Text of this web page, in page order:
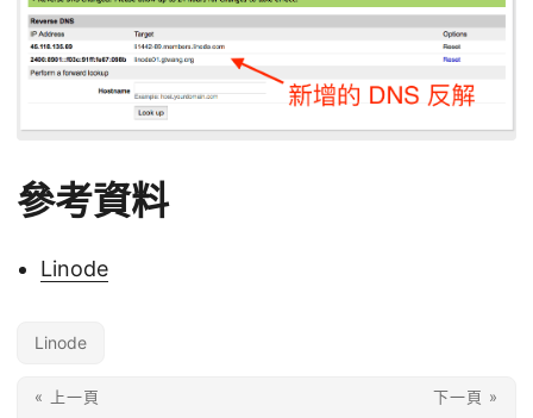
參考資料
Linode
Linode
« 上一頁 下一頁 »